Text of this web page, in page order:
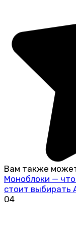
Вам также
Моноблоки —
стоит выбирать
04